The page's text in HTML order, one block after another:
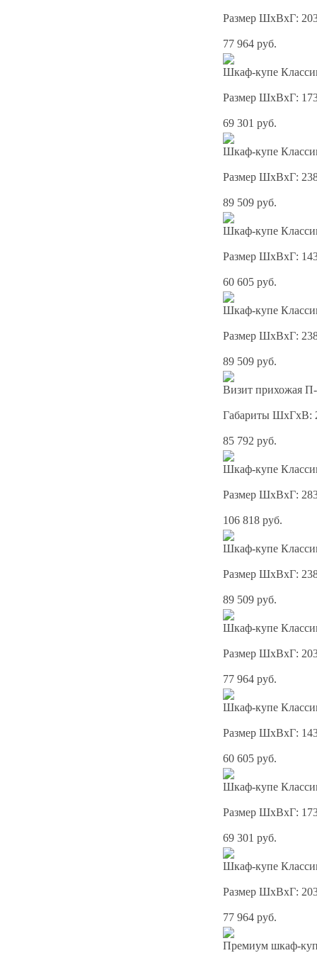
Размер ШхВхГ:
77 964 руб.
Шкаф-купе
Размер ШхВхГ:
69 301 руб.
Шкаф-купе
Размер ШхВхГ:
89 509 руб.
Шкаф-купе
Размер ШхВхГ:
60 605 руб.
Шкаф-купе
Размер ШхВхГ:
89 509 руб.
Визит прихожая П-
Габариты ШхГхВ:
85 792 руб.
Шкаф-купе
Размер ШхВхГ:
106 818 руб.
Шкаф-купе
Размер ШхВхГ:
89 509 руб.
Шкаф-купе
Размер ШхВхГ:
77 964 руб.
Шкаф-купе
Размер ШхВхГ:
60 605 руб.
Шкаф-купе
Размер ШхВхГ:
69 301 руб.
Шкаф-купе
Размер ШхВхГ:
77 964 руб.
Премиум шкаф-